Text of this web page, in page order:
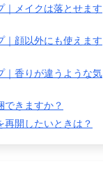
｜メイクは落とせます
｜顔以外にも使えます
｜香りが違うような気
できますか？
再開したいときは？